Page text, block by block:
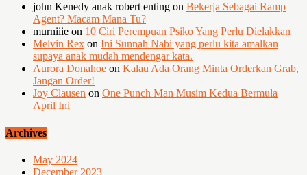
john Kenedy anak robert enting on Bekerja Sebagai Ramp
Agent? Macam Mana Tu?
murniiie on 10 Ciri Perempuan Psiko Yang Perlu Dielakkan
Melvin Rex on Ini Sunnah Nabi yang perlu kita amalkan
supaya anak mudah mendengar kata.
Aurora Donahoe on Kalau Ada Orang Minta Orderkan Grab,
Jangan Order!
Joy Clausen on One Punch Man Musim Kedua Bermula
April Ini
Archives
May 2024
December 2023